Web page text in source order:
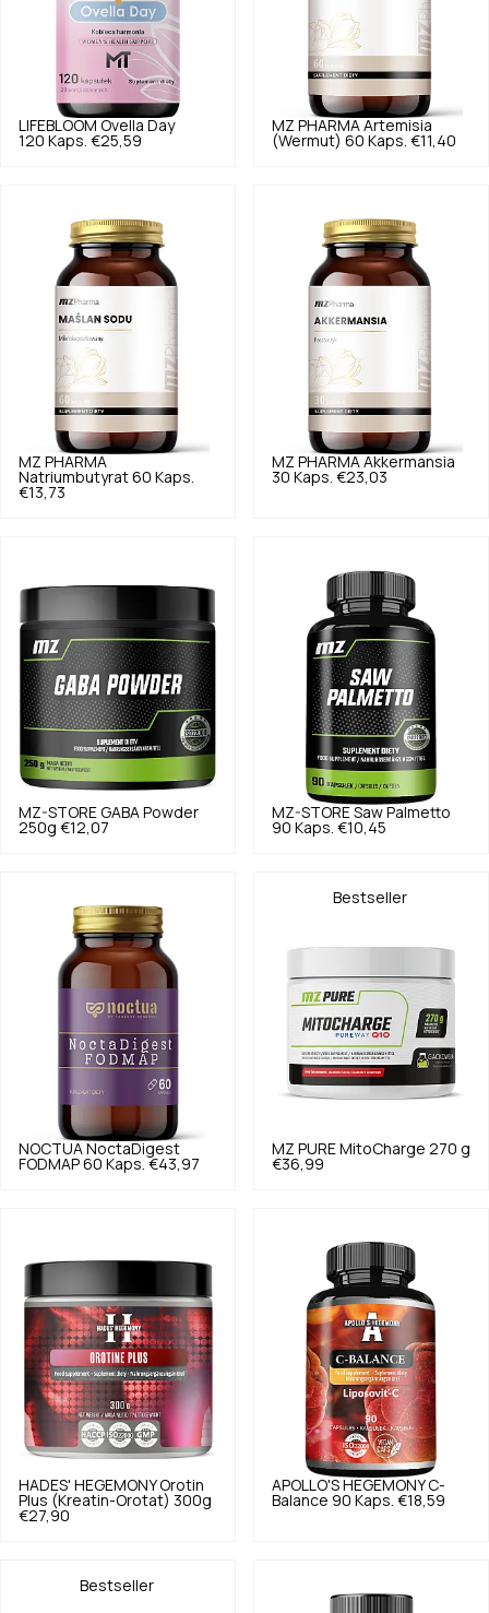
LIFEBLOOM Ovella Day
120 Kaps. €25,59
MZ PHARMA Artemisia
(Wermut) 60 Kaps. €11,40
MZ PHARMA
Natriumbutyrat 60 Kaps.
€13,73
MZ PHARMA Akkermansia
30 Kaps. €23,03
MZ-STORE GABA Powder
250g €12,07
MZ-STORE Saw Palmetto
90 Kaps. €10,45
NOCTUA NoctaDigest
FODMAP 60 Kaps. €43,97
Bestseller
MZ PURE MitoCharge 270 g
€36,99
HADES' HEGEMONY Orotin
Plus (Kreatin-Orotat) 300g
€27,90
APOLLO'S HEGEMONY C-
Balance 90 Kaps. €18,59
Bestseller